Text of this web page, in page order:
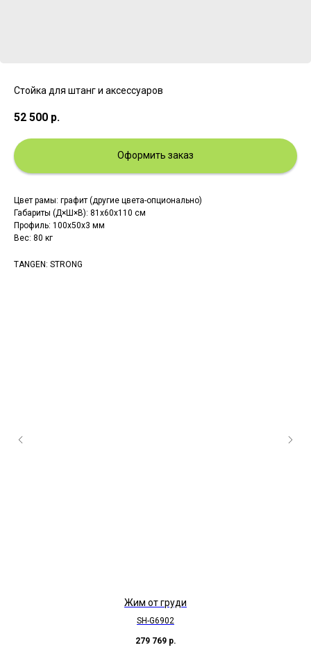
Стойка для штанг и аксессуаров
52 500 р.
Оформить заказ
Цвет рамы: графит (другие цвета-опционально)
Габариты (Д×Ш×В): 81x60x110 см
Профиль: 100х50х3 мм
Вес: 80 кг
TANGEN: STRONG
Жим от груди
SH-G6902
279 769 р.